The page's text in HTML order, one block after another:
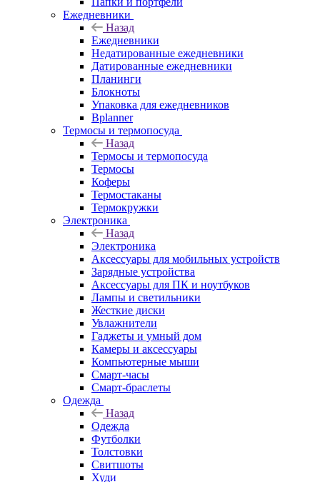
Ежедневники
Назад
Ежедневники
Недатированные ежедневники
Датированные ежедневники
Планинги
Блокноты
Упаковка для ежедневников
Bplanner
Термосы и термопосуда
Назад
Термосы и термопосуда
Термосы
Коферы
Термостаканы
Термокружки
Электроника
Назад
Электроника
Аксессуары для мобильных устройств
Зарядные устройства
Аксессуары для ПК и ноутбуков
Лампы и светильники
Жесткие диски
Увлажнители
Гаджеты и умный дом
Камеры и аксессуары
Компьютерные мыши
Смарт-часы
Смарт-браслеты
Одежда
Назад
Одежда
Футболки
Толстовки
Свитшоты
Худи